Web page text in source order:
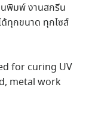
นพิมพ์ งานสกรีน
ทุกขนาด ทุกไซส์
for curing UV
metal work